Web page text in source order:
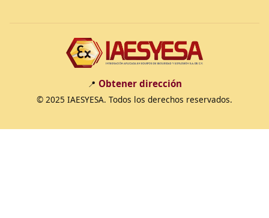
📍 Obtener dirección
© 2025 IAESYESA. Todos los derechos reservados.